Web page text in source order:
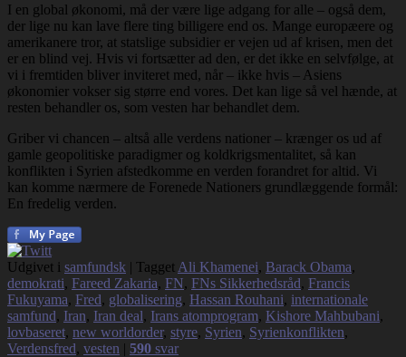
I en global økonomi, må der være lige adgang for alle – også dem,
der lige nu kan lave flere ting billigere end os. Mange europæere og
amerikanere tror, at statslige subsidier er vejen ud af krisen, men det
er en blind vej. Hvis vi fortsætter ad den, er det ikke en selvfølge, at
vi i fremtiden bliver inviteret med, når – ikke hvis – Asiens
økonomier vokser sig større end vores. Det kan lige så vel hænde, at
resten behandler os, som vesten har behandlet dem.
Griber vi chancen – altså alle verdens nationer – krænger os ud af
gamle geopolitiske paradigmer og koldkrigsmentalitet, så kan
konflikten i Syrien afstedkomme en verden forandret for altid. Vi
kan komme nærmere de Forenede Nationers grundlæggende formål:
En fredelig verden.
Udgivet i samfundsk | Tagget Ali Khamenei, Barack Obama,
demokrati, Fareed Zakaria, FN, FNs Sikkerhedsråd, Francis
Fukuyama, Fred, globalisering, Hassan Rouhani, internationale
samfund, Iran, Iran deal, Irans atomprogram, Kishore Mahbubani,
lovbaseret, new worldorder, styre, Syrien, Syrienkonflikten,
Verdensfred, vesten | 590 svar